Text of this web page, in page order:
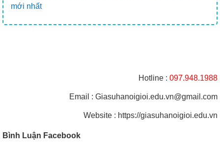
mới nhất
Hotline : 097.948.1988
Email : Giasuhanoigioi.edu.vn@gmail.com
Website : https://giasuhanoigioi.edu.vn
Bình Luận Facebook